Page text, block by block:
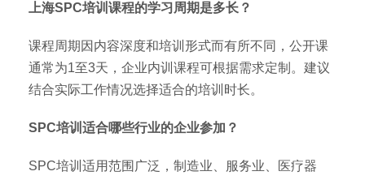
上海SPC培训课程的学习周期是多长？
课程周期因内容深度和培训形式而有所不同，公开课
通常为1至3天，企业内训课程可根据需求定制。建议
结合实际工作情况选择适合的培训时长。
SPC培训适合哪些行业的企业参加？
SPC培训适用范围广泛，制造业、服务业、医疗器